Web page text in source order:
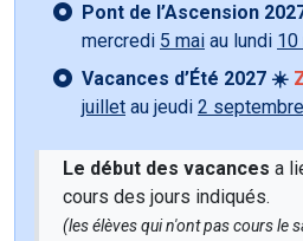
Pont de l’Ascension
mercredi 5 mai au lundi 10
Vacances d’Été 2027 ☀️
juillet au jeudi 2
Le début des vacances a
cours des jours indiqués.
(les élèves qui n'ont pas cours le